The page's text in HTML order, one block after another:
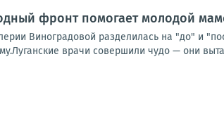
фронт помогает молодой
Виноградовой разделилась на "до" и
врачи совершили чудо — они